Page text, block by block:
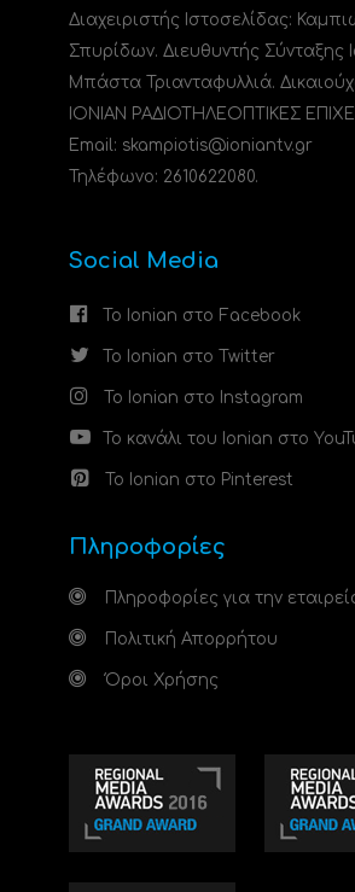
Διαχειριστής Ιστοσελίδας:
Σπυρίδων. Διευθυντής Σύνταξης
Μπάστα Τριανταφυλλιά.
ΙΟΝΙΑΝ ΡΑΔΙΟΤΗΛΕΟΠΤΙΚΕΣ
Email: skampiotis@ioniantv.gr
Τηλέφωνο: 2610622080.
Social Media
Το Ionian στο Facebook
Το Ionian στο Twitter
Το Ionian στο Instagram
Το κανάλι του Ionian στο
Το Ionian στο Pinterest
Πληροφορίες
Πληροφορίες για την
Πολιτική Απορρήτου
Όροι Χρήσης